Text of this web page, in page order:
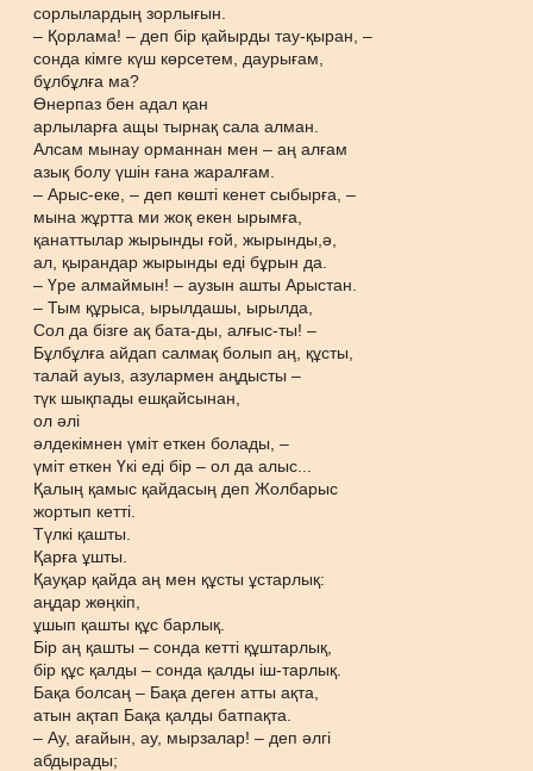
сорлылардың зорлығын.
– Қорлама! – деп бір қайырды тау-қыран, –
сонда кімге күш көрсетем, даурығам,
бұлбұлға ма?
Өнерпаз бен адал қан
арлыларға ащы тырнақ сала алман.
Алсам мынау орманнан мен – аң алғам
азық болу үшін ғана жаралғам.
– Арыс-еке, – деп көшті кенет сыбырға, –
мына жұртта ми жоқ екен ырымға,
қанаттылар жырынды ғой, жырынды,ә,
ал, қырандар жырынды еді бұрын да.
– Үре алмаймын! – аузын ашты Арыстан.
– Тым құрыса, ырылдашы, ырылда,
Сол да бізге ақ бата-ды, алғыс-ты! –
Бұлбұлға айдап салмақ болып аң, құсты,
талай ауыз, азулармен аңдысты –
түк шықпады ешқайсынан,
ол әлі
әлдекімнен үміт еткен болады, –
үміт еткен Үкі еді бір – ол да алыс...
Қалың қамыс қайдасың деп Жолбарыс
жортып кетті.
Түлкі қашты.
Қарға ұшты.
Қауқар қайда аң мен құсты ұстарлық:
аңдар жөңкіп,
ұшып қашты құс барлық.
Бір аң қашты – сонда кетті құштарлық,
бір құс қалды – сонда қалды іш-тарлық.
Бақа болсаң – Бақа деген атты ақта,
атын ақтап Бақа қалды батпақта.
– Ау, ағайын, ау, мырзалар! – деп әлгі
абдырады;